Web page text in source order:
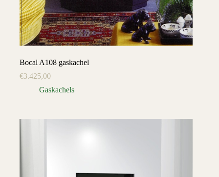
Bocal A108 gaskachel
€3.425,00
Gaskachels